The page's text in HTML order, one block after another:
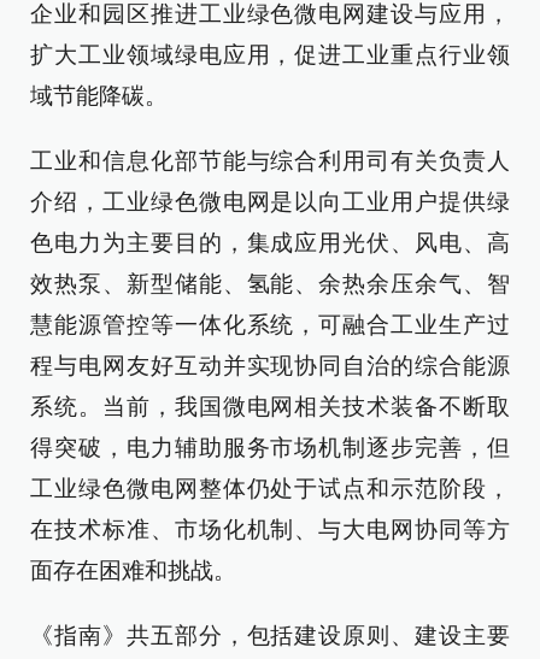
企业和园区推进工业绿色微电网建设与应用，
扩大工业领域绿电应用，促进工业重点行业领
域节能降碳。
工业和信息化部节能与综合利用司有关负责人
介绍，工业绿色微电网是以向工业用户提供绿
色电力为主要目的，集成应用光伏、风电、高
效热泵、新型储能、氢能、余热余压余气、智
慧能源管控等一体化系统，可融合工业生产过
程与电网友好互动并实现协同自治的综合能源
系统。当前，我国微电网相关技术装备不断取
得突破，电力辅助服务市场机制逐步完善，但
工业绿色微电网整体仍处于试点和示范阶段，
在技术标准、市场化机制、与大电网协同等方
面存在困难和挑战。
《指南》共五部分，包括建设原则、建设主要